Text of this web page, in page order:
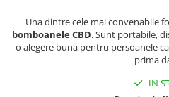
Una dintre cele mai convenabile
bomboanele CBD. Sunt portabile,
o alegere buna pentru persoanele
prima
IN